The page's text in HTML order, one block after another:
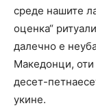
среде нашите
оценка“
далечно е
Македонци,
десет-
укине.